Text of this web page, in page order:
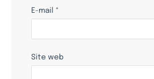
E-mail *
Site web